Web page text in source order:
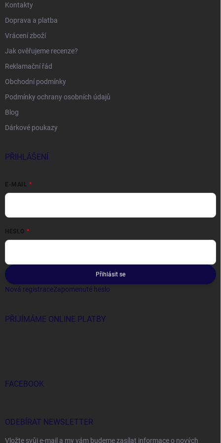
Kontakty
Doprava a platba
Vrácení zboží
Jak ověřujeme recenze?
Reklamační řád
Obchodní podmínky
Podmínky ochrany osobních údajů
Blog
Dárkové poukazy
PŘIHLÁŠENÍ
E-MAIL
HESLO
Přihlásit se
Nová registraceZapomenuté heslo
PŘIJÍMÁME ONLINE PLATBY
FACEBOOK
ODEBÍRAT NEWSLETTER
Vložte svůj e-mail a my vám budeme zasílat informace o nových